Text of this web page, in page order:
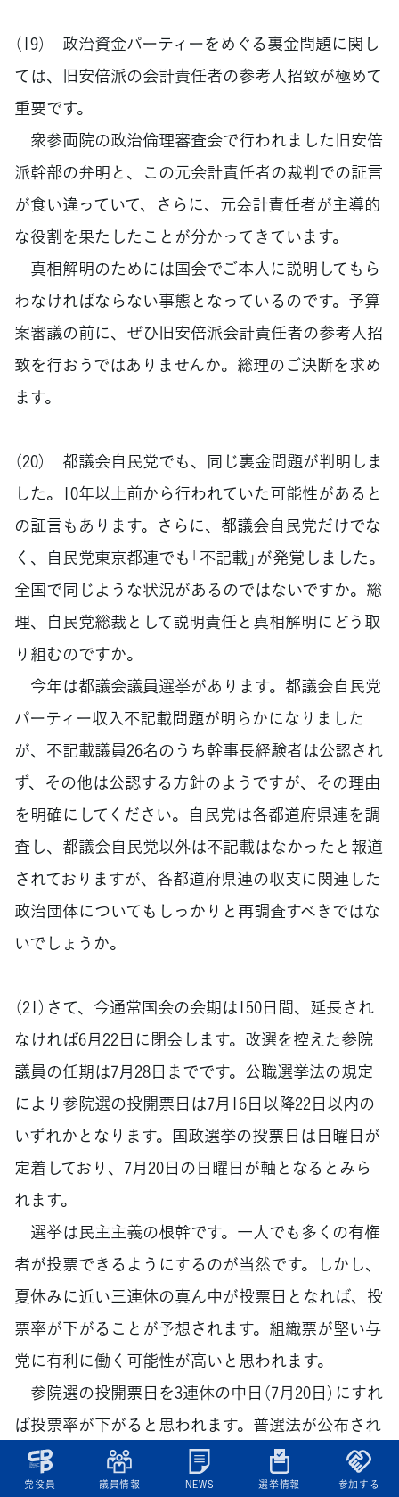
党役員 議員情報 NEWS 選挙情報 参加する
（19） 政治資金パーティーをめぐる裏金問題に関し
ては、旧安倍派の会計責任者の参考人招致が極めて
重要です。
衆参両院の政治倫理審査会で行われました旧安倍
派幹部の弁明と、この元会計責任者の裁判での証言
が食い違っていて、さらに、元会計責任者が主導的
な役割を果たしたことが分かってきています。
真相解明のためには国会でご本人に説明してもら
わなければならない事態となっているのです。予算
案審議の前に、ぜひ旧安倍派会計責任者の参考人招
致を行おうではありませんか。総理のご決断を求め
ます。
（20） 都議会自民党でも、同じ裏金問題が判明しま
した。10年以上前から行われていた可能性があると
の証言もあります。さらに、都議会自民党だけでな
く、自民党東京都連でも「不記載」が発覚しました。
全国で同じような状況があるのではないですか。総
理、自民党総裁として説明責任と真相解明にどう取
り組むのですか。
今年は都議会議員選挙があります。都議会自民党
パーティー収入不記載問題が明らかになりました
が、不記載議員26名のうち幹事長経験者は公認され
ず、その他は公認する方針のようですが、その理由
を明確にしてください。自民党は各都道府県連を調
査し、都議会自民党以外は不記載はなかったと報道
されておりますが、各都道府県連の収支に関連した
政治団体についてもしっかりと再調査すべきではな
いでしょうか。
（21）さて、今通常国会の会期は150日間、延長され
なければ6月22日に閉会します。改選を控えた参院
議員の任期は7月28日までです。公職選挙法の規定
により参院選の投開票日は7月16日以降22日以内の
いずれかとなります。国政選挙の投票日は日曜日が
定着しており、7月20日の日曜日が軸となるとみら
れます。
選挙は民主主義の根幹です。一人でも多くの有権
者が投票できるようにするのが当然です。しかし、
夏休みに近い三連休の真ん中が投票日となれば、投
票率が下がることが予想されます。組織票が堅い与
党に有利に働く可能性が高いと思われます。
参院選の投開票日を3連休の中日（7月20日）にすれ
ば投票率が下がると思われます。普選法が公布され
てから100周年の節目になぜこのような判断をした
のでしょうか。